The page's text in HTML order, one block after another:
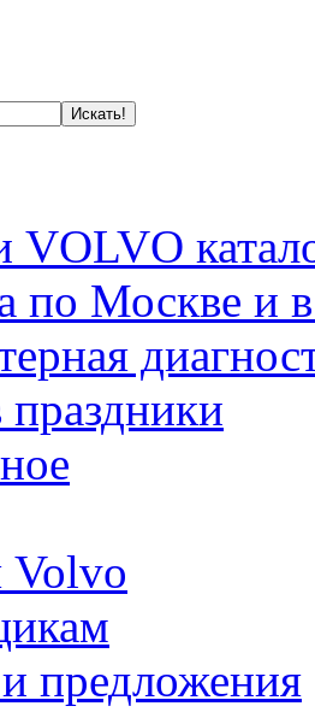
VOLVO
по Москве и
праздники
Volvo
предложения